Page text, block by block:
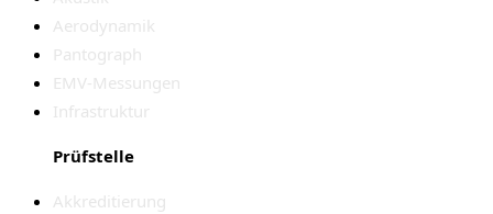
Aerodynamik
Pantograph
EMV-Messungen
Infrastruktur
Prüfstelle
Akkreditierung